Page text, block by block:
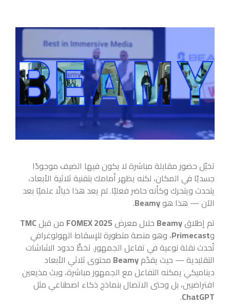
تخيّل حضور مقابلة مباشرة لا يكون فيها الضيف موجودًا
جسديًا في المكان، لكنه يظهر أمامك بتقنية ثلاثية الأبعاد،
يتحدث ويتحرك وكأنه حاضر فعليًا. لم يعد هذا خيالًا علميًا بعد
الآن — هذا هوBeamy
.
تم إطلاقBeamy خلال معرضFOMEX 2025 من قبلTMC
وPrimecast، وهو منصة متطورة للإسقاط الهولوغرافي
تُحدث نقلة نوعية في تفاعل الجمهور. تخطَّ حدود الشاشات
التقليدية — حيث يقدّمBeamy محتوى ثلاثي الأبعاد
ديناميكي يمكنه التفاعل مع الجمهور مباشرة، وبث مذيعين
افتراضيين، بل وحتى الاتصال بنماذج ذكاء اصطناعي مثل
ChatGPT
.